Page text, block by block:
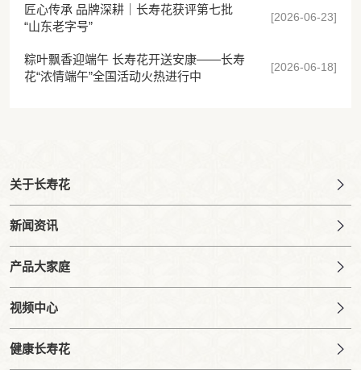
匠心传承 品牌深耕｜长寿花获评第七批
“山东老字号”
[2026-06-23]
粽叶飘香迎端午 长寿花开送安康——长寿
花“浓情端午”全国活动火热进行中
[2026-06-18]
关于长寿花
新闻资讯
产品大家庭
视频中心
健康长寿花